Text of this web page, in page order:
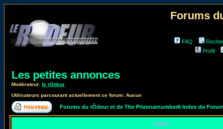
Forums
FAQ
Profil
Les petites annonces
Modérateur: le rOdeur
Utilisateurs parcourant actuellement ce forum: Aucun
Forums du rÔdeur et de The Prizenarnumber6 Index du
Sujets